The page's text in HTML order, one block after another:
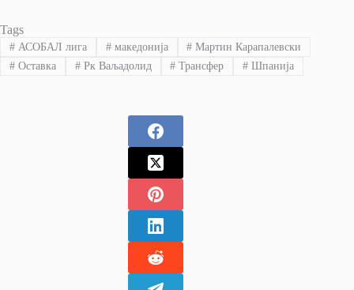
Tags
#АСОБАЛ лига #македонија # Мартин Карапалевски
#Оставка #Рк Ваљадолид # Трансфер # Шпанија